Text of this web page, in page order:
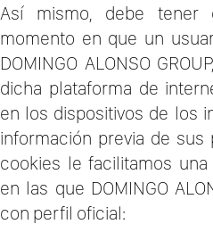
Así mismo, debe
momento en que un
DOMINGO ALONSO
dicha plataforma de
en los dispositivos de los
información previa de sus
cookies le facilitamos
en las que DOMINGO
con perfil oficial: